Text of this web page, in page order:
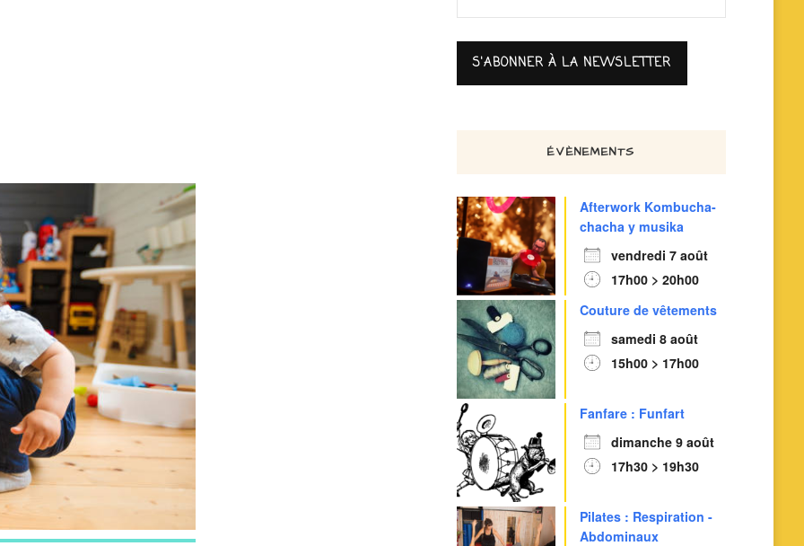
ÉVÈNEMENTS
Afterwork Kombucha-
chacha y musika
vendredi 7 août
17h00 > 20h00
Couture de vêtements
samedi 8 août
15h00 > 17h00
Fanfare : Funfart
dimanche 9 août
17h30 > 19h30
Pilates : Respiration -
Abdominaux